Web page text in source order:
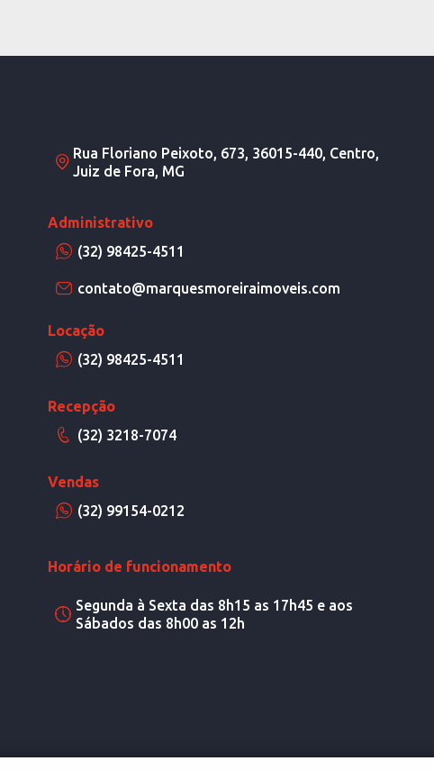
Rua Floriano Peixoto, 673, 36015-440, Centro,
Juiz de Fora, MG
Administrativo
(32) 98425-4511
contato@marquesmoreiraimoveis.com
Locação
(32) 98425-4511
Recepção
(32) 3218-7074
Vendas
(32) 99154-0212
Horário de funcionamento
Segunda à Sexta das 8h15 as 17h45 e aos
Sábados das 8h00 as 12h